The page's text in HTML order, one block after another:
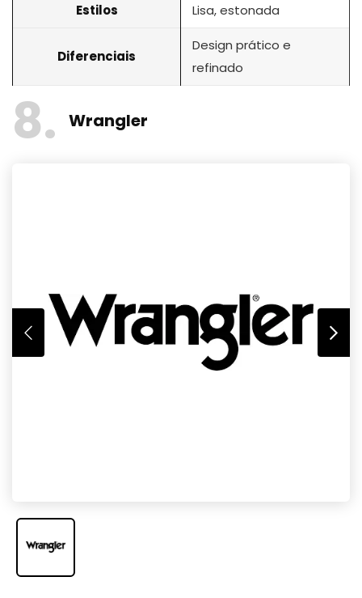
Estilos Lisa, estonada
Diferenciais
Design prático e
refinado
8 Wrangler